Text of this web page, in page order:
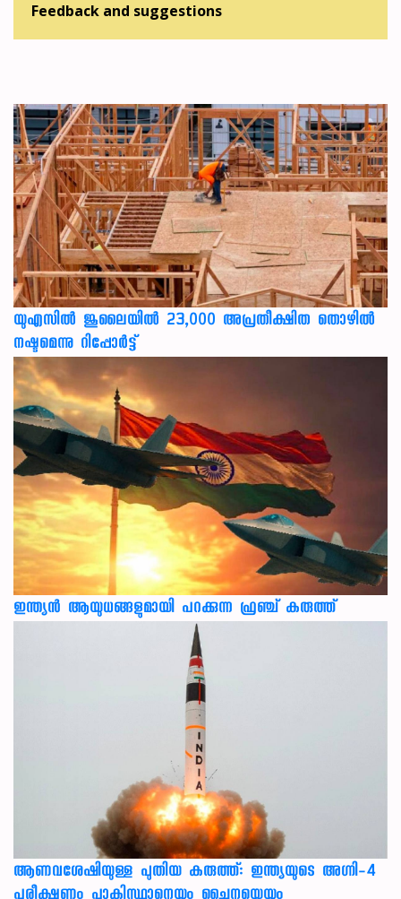
Feedback and suggestions
യുഎസില്‍ ജൂലൈയില്‍ 23,000 അപ്രതീക്ഷിത തൊഴില്‍
നഷ്ടമെന്നു റിപ്പോര്‍ട്ട്
ഇന്ത്യൻ ആയുധങ്ങളുമായി പറക്കുന്ന ഫ്രഞ്ച് കരുത്ത്
ആണവശേഷിയുള്ള പുതിയ കരുത്ത്: ഇന്ത്യയുടെ അഗ്നി-4